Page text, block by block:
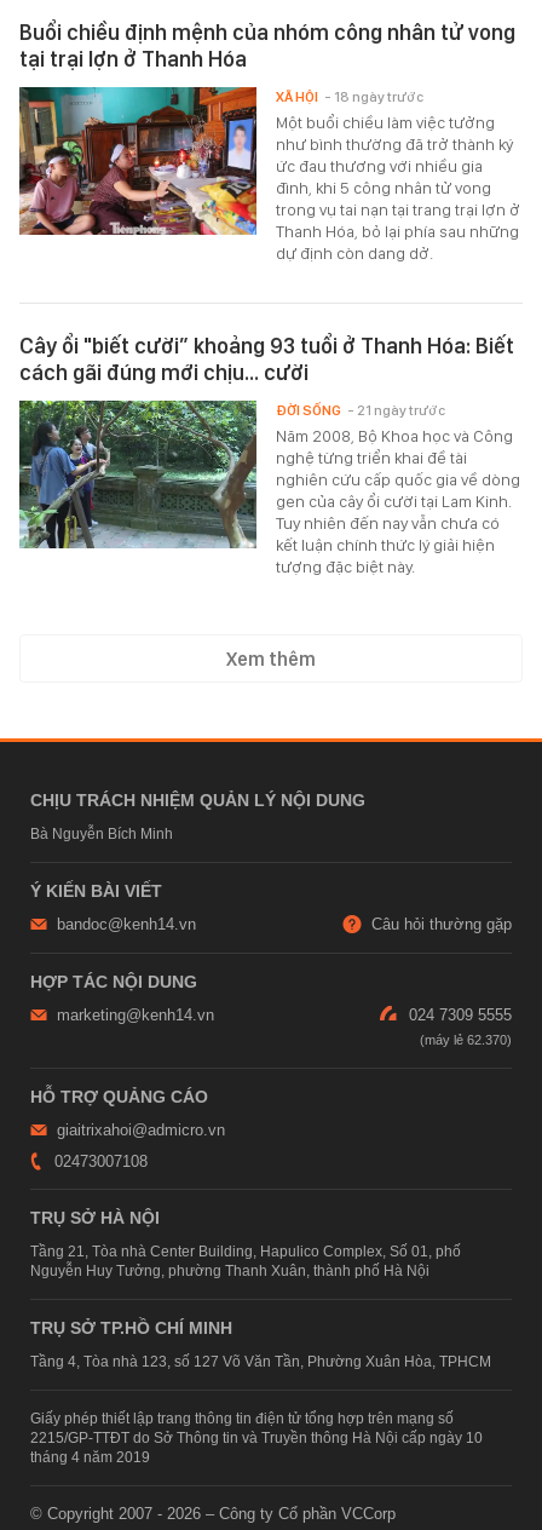
Buổi chiều định mệnh của nhóm công nhân tử vong
tại trại lợn ở Thanh Hóa
Một buổi chiều làm việc tưởng
như bình thường đã trở thành ký
ức đau thương với nhiều gia
đình, khi 5 công nhân tử vong
trong vụ tai nạn tại trang trại lợn ở
Thanh Hóa, bỏ lại phía sau những
dự định còn dang dở.
XÃ HỘI - 18 ngày trước
Cây ổi "biết cười” khoảng 93 tuổi ở Thanh Hóa: Biết
cách gãi đúng mới chịu... cười
Năm 2008, Bộ Khoa học và Công
nghệ từng triển khai đề tài
nghiên cứu cấp quốc gia về dòng
gen của cây ổi cười tại Lam Kinh.
Tuy nhiên đến nay vẫn chưa có
kết luận chính thức lý giải hiện
tượng đặc biệt này.
ĐỜI SỐNG - 21 ngày trước
Xem thêm
CHỊU TRÁCH NHIỆM QUẢN LÝ NỘI DUNG
Bà Nguyễn Bích Minh
Ý KIẾN BÀI VIẾT
bandoc@kenh14.vn Câu hỏi thường gặp
HỢP TÁC NỘI DUNG
marketing@kenh14.vn 024 7309 5555
HỖ TRỢ QUẢNG CÁO
giaitrixahoi@admicro.vn
02473007108
TRỤ SỞ HÀ NỘI
Tầng 21, Tòa nhà Center Building, Hapulico Complex, Số 01, phố
Nguyễn Huy Tưởng, phường Thanh Xuân, thành phố Hà Nội
TRỤ SỞ TP.HỒ CHÍ MINH
Tầng 4, Tòa nhà 123, số 127 Võ Văn Tần, Phường Xuân Hòa, TPHCM
Giấy phép thiết lập trang thông tin điện tử tổng hợp trên mạng số
2215/GP-TTĐT do Sở Thông tin và Truyền thông Hà Nội cấp ngày 10
tháng 4 năm 2019
© Copyright 2007 - 2026 – Công ty Cổ phần VCCorp